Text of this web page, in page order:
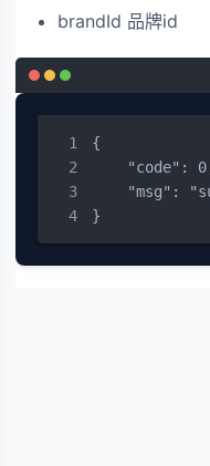
brandId 品牌id
{
"code":
"msg":
}